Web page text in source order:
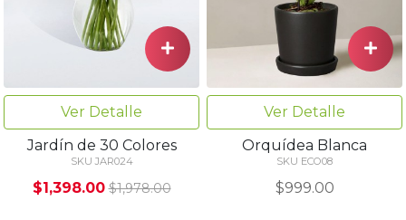
Ver Detalle
Jardín de 30 Colores
SKU JAR024
$1,398.00 $1,978.00
Ver Detalle
Orquídea Blanca
SKU ECO08
$999.00